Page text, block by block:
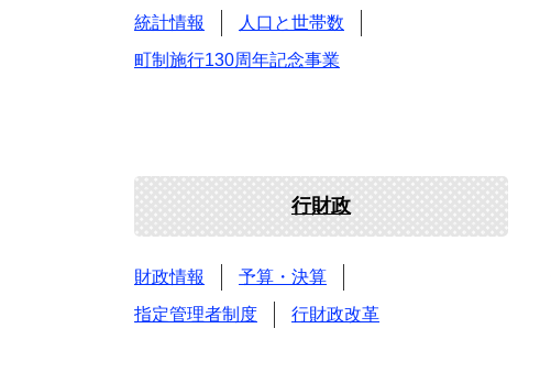
統計情報
人口と世帯数
町制施行130周年記念事業
行財政
財政情報
予算・決算
指定管理者制度
行財政改革